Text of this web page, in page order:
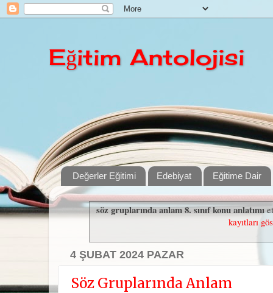
Eğitim Antolojisi
Değerler Eğitimi Edebiyat Eğitime Dair
söz gruplarında anlam 8. sınıf konu anlatımı
kayıtları
4 ŞUBAT 2024 PAZAR
Söz Gruplarında Anlam